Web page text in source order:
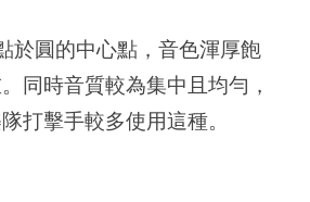
於圓的中心點，音色渾厚飽
同時音質較為集中且均勻，
打擊手較多使用這種。